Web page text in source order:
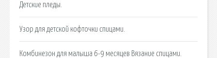
Детские пледы.
Узор для детской кофточки спицами.
Комбинезон для малыша 6-9 месяцев Вязание спицами.